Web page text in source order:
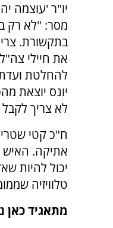
יו"ר 'עוצמה
מסר: "לא רק
בתקשורת.
את חיילי
להחלטת
יונס יוצאת
לא צריך
ח"כ קטי
אתיקה. האיש
יכול להיות
טלוויזיה
מתאגיד כאן